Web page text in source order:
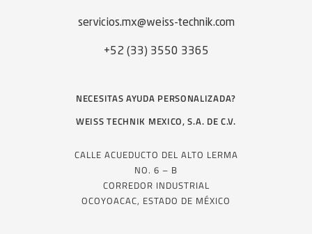
servicios.mx@weiss-technik.com
+52 (33) 3550 3365
NECESITAS AYUDA PERSONALIZADA?
WEISS TECHNIK MEXICO, S.A. DE C.V.
CALLE ACUEDUCTO DEL ALTO LERMA
NO. 6 – B
CORREDOR INDUSTRIAL
OCOYOACAC, ESTADO DE MÉXICO